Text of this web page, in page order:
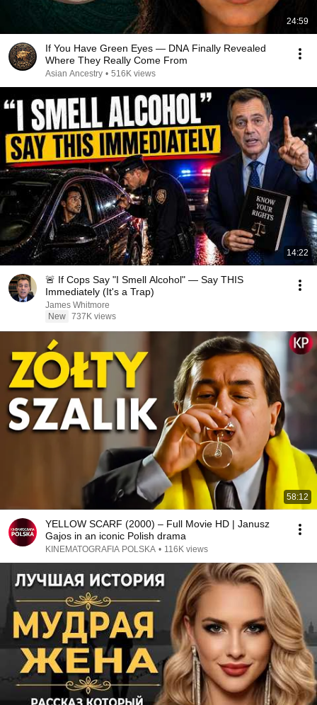
24:59
If You Have Green Eyes — DNA Finally Revealed
Where They Really Come From
Asian Ancestry • 516K views
14:22
🚨 If Cops Say "I Smell Alcohol" — Say THIS
Immediately (It's a Trap)
James Whitmore
New 737K views
58:12
YELLOW SCARF (2000) – Full Movie HD | Janusz
Gajos in an iconic Polish drama
KINEMATOGRAFIA POLSKA • 116K views